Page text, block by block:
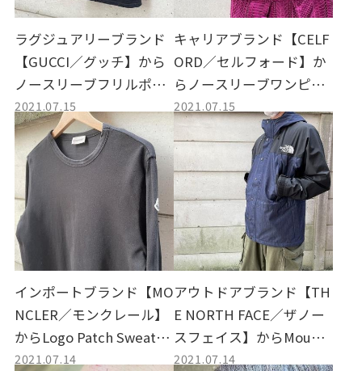
ラグジュアリーブランド
【GUCCI／グッチ】から
ノースリーブフリルポロ
シャツ買取しました。
2021.07.15
キャリアブランド【CELF
ORD／セルフォード】か
らノースリーブワンピー
ス買取しました。
2021.07.15
インポートブランド【MO
NCLER／モンクレール】
からLogo Patch Sweatsh
irt／ロゴパッチスウェッ
2021.07.14
アウトドアブランド【TH
E NORTH FACE／ザノー
スフェイス】からMounta
in Light Denim Jacket／
2021.07.14